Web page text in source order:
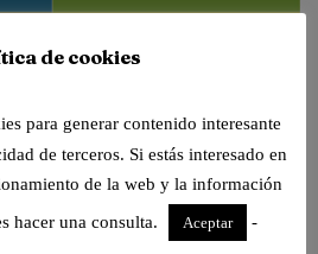
de cookies
para generar contenido interesante
de terceros. Si estás interesado en
de la web y la información
hacer una consulta.
Aceptar -